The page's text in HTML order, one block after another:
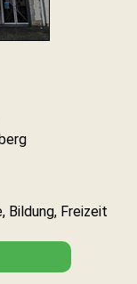
Bildung, Freizeit